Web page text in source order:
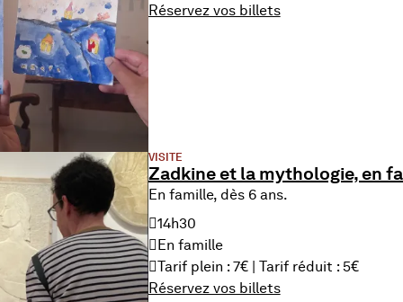
Réservez vos billets
VISITE
Zadkine et la mythologie, en
En famille, dès 6 ans.
14h30
En famille
Tarif plein : 7€ | Tarif réduit : 5€
Réservez vos billets